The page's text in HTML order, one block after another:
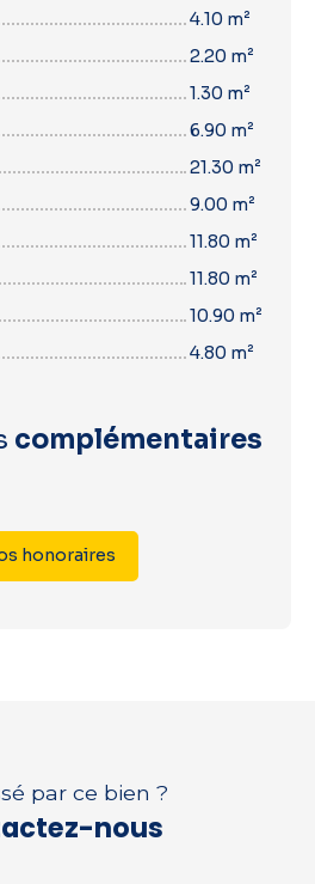
4.10 m²
2.20 m²
1.30 m²
6.90 m²
21.30 m²
9.00 m²
11.80 m²
11.80 m²
10.90 m²
4.80 m²
complémentaires
honoraires
par ce bien ?
nous